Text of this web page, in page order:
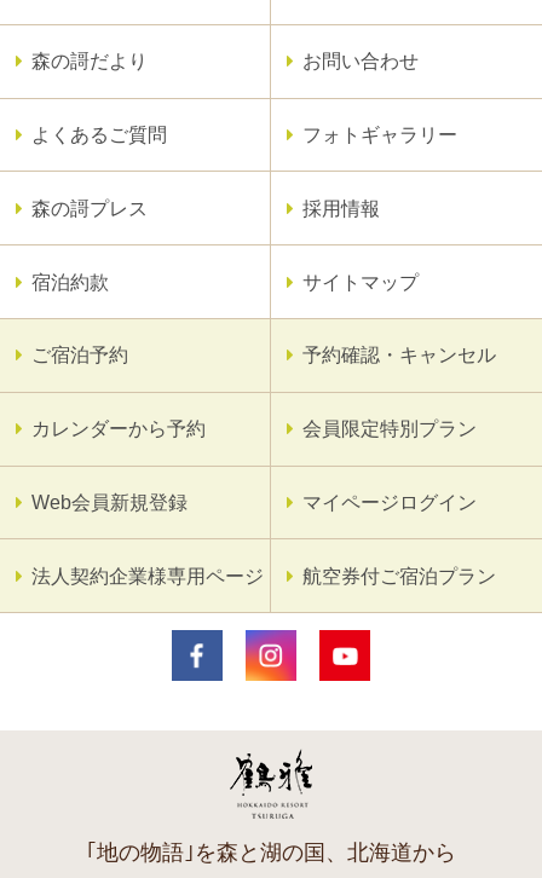
森の謌だより お問い合わせ
よくあるご質問 フォトギャラリー
森の謌プレス 採用情報
宿泊約款 サイトマップ
ご宿泊予約 予約確認・キャンセル
カレンダーから予約 会員限定特別プラン
Web会員新規登録 マイページログイン
法人契約企業様専用ページ 航空券付ご宿泊プラン
｢地の物語｣を森と湖の国、北海道から